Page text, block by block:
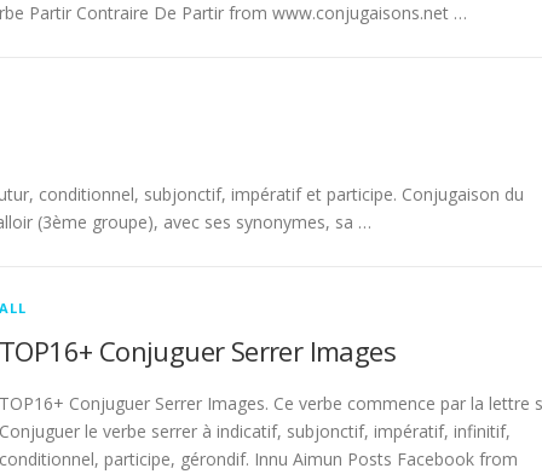
Partir Contraire De Partir from www.conjugaisons.net …
conditionnel, subjonctif, impératif et participe. Conjugaison du
(3ème groupe), avec ses synonymes, sa …
ALL
TOP16+ Conjuguer Serrer Images
TOP16+ Conjuguer Serrer Images. Ce verbe commence par la lettre
Conjuguer le verbe serrer à indicatif, subjonctif, impératif, infinitif,
conditionnel, participe, gérondif. Innu Aimun Posts Facebook from